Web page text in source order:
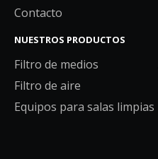
Contacto
NUESTROS PRODUCTOS
Filtro de medios
Filtro de aire
Equipos para salas limpias